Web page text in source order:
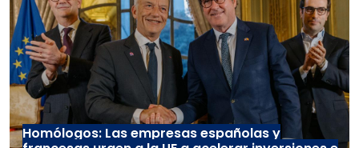
Homólogos: Las empresas españolas y